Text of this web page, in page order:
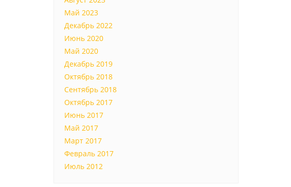
Май 2023
Декабрь 2022
Июнь 2020
Май 2020
Декабрь 2019
Октябрь 2018
Сентябрь 2018
Октябрь 2017
Июнь 2017
Май 2017
Март 2017
Февраль 2017
Июль 2012